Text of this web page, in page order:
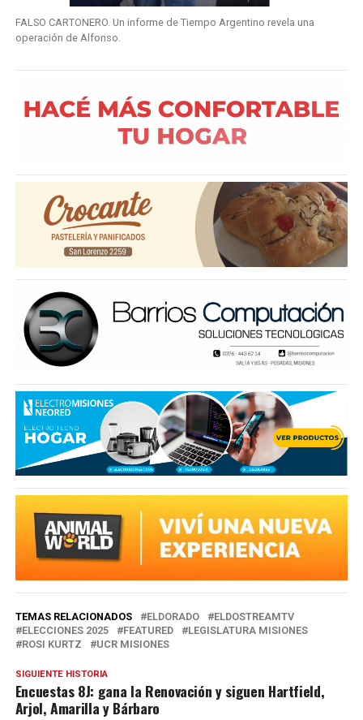
FALSO CARTONERO. Un informe de Tiempo Argentino revela una
operación de Alfonso.
TEMAS RELACIONADOS ELDORADO
ELDOSTREAMTV
ELECCIONES 2025
FEATURED
LEGISLATURA MISIONES
ROSI KURTZ
UCR MISIONES
SIGUIENTE HISTORIA
Encuestas 8J: gana la Renovación y siguen Hartfield,
Arjol, Amarilla y Bárbaro